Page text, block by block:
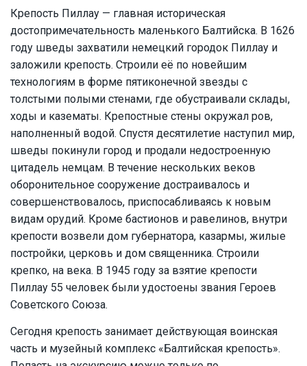
Крепость Пиллау — главная историческая
достопримечательность маленького Балтийска. В 1626
году шведы захватили немецкий городок Пиллау и
заложили крепость. Строили её по новейшим
технологиям в форме пятиконечной звезды с
толстыми полыми стенами, где обустраивали склады,
ходы и казематы. Крепостные стены окружал ров,
наполненный водой. Спустя десятилетие наступил мир,
шведы покинули город и продали недостроенную
цитадель немцам. В течение нескольких веков
оборонительное сооружение достраивалось и
совершенствовалось, приспосабливаясь к новым
видам орудий. Кроме бастионов и равелинов, внутри
крепости возвели дом губернатора, казармы, жилые
постройки, церковь и дом священника. Строили
крепко, на века. В 1945 году за взятие крепости
Пиллау 55 человек были удостоены звания Героев
Советского Союза.
Сегодня крепость занимает действующая воинская
часть и музейный комплекс «Балтийская крепость».